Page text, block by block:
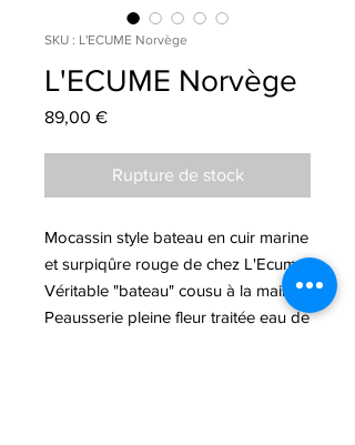
SKU : L'ECUME Norvège
L'ECUME Norvège
89,00 €Prix
Rupture de stock
Mocassin style bateau en cuir marine
et surpiqûre rouge de chez L'Ecume.
Véritable "bateau" cousu à la main .
Peausserie pleine fleur traitée eau de